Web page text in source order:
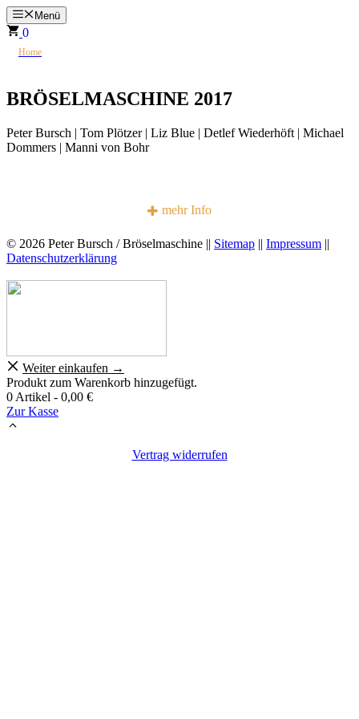
Zum
Inhalt
springen
Menü
0
Home
BRÖSELMASCHINE 2017
Peter Bursch | Tom Plötzer | Liz Blue | Detlef Wiederhöft | Michael
Dommers | Manni von Bohr
mehr Info
© 2026 Peter Bursch / Bröselmaschine || Sitemap || Impressum ||
Datenschutzerklärung
Weiter einkaufen →
Produkt zum Warenkorb hinzugefügt.
0 Artikel - 0,00 €
Zur Kasse
Vertrag widerrufen